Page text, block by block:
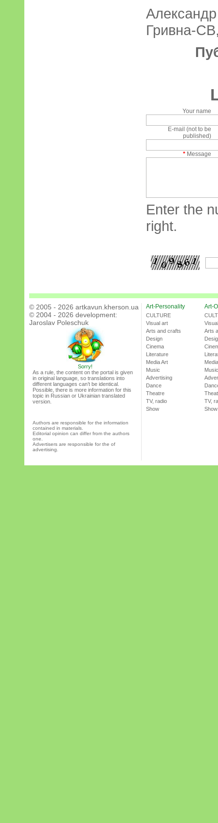
Гривна-
Your name
E-mail (not to be
published)
* Message
Enter the
right.
© 2005 - 2026 artkavun.kherson.ua
© 2004 - 2026 development:
Jaroslav Poleschuk
Sorry!
As a rule, the content on the portal is given
in original language, so translations into
different languages can’t be identical.
Possible, there is more information for this
topic in Russian or Ukrainian translated
version.
Authors are responsible for the information
contained in materials.
Editorial opinion can differ from the authors
one.
Advertisers are responsible for the of
advertising.
Art-Personality
CULTURE
Visual art
Arts and crafts
Design
Cinema
Literature
Media Art
Music
Advertising
Dance
Theatre
TV, radio
Show
Art-
Arts
Music
TV,
Show